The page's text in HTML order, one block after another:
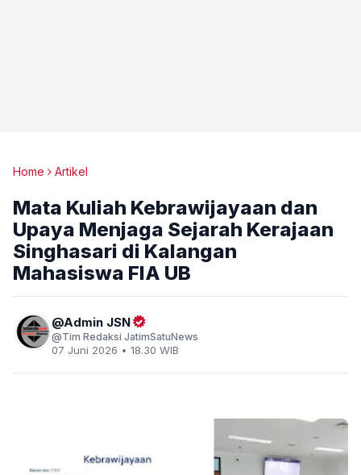
Home Artikel
Mata Kuliah Kebrawijayaan dan
Upaya Menjaga Sejarah Kerajaan
Singhasari di Kalangan
Mahasiswa FIA UB
Admin JSN
Tim Redaksi JatimSatuNews
07 Juni 2026 • 18.30 WIB